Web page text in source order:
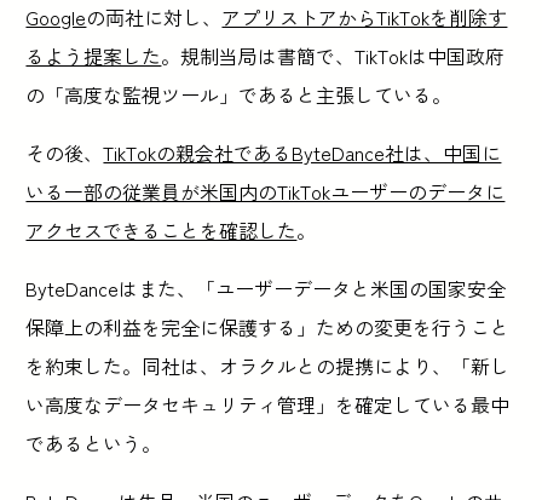
Googleの両社に対し、 アプリストアからTikTokを削除す
るよう提案した。規制当局は書簡で、TikTokは中国政府
の「高度な監視ツール」であると主張している。
その後、TikTokの親会社であるByteDance社は、中国に
いる一部の従業員が米国内のTikTokユーザーのデータに
アクセスできることを確認した。
ByteDanceはまた、「ユーザーデータと米国の国家安全
保障上の利益を完全に保護する」ための変更を行うこと
を約束した。同社は、オラクルとの提携により、「新し
い高度なデータセキュリティ管理」を確定している最中
であるという。